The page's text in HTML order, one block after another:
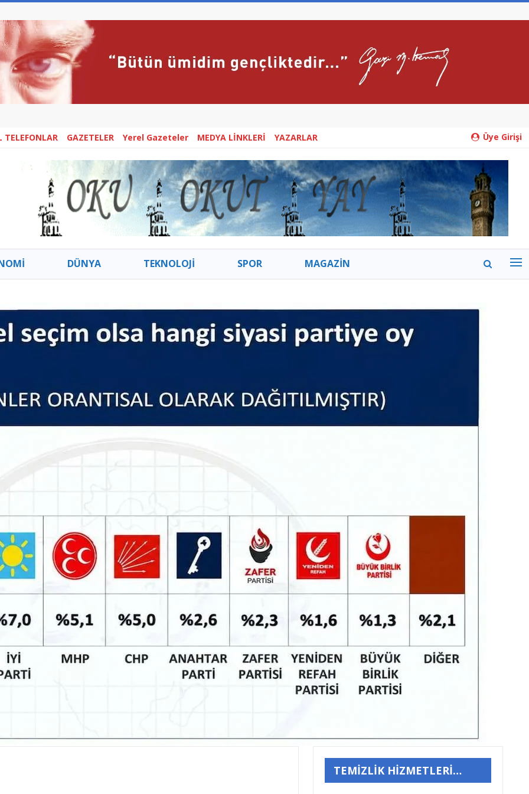
Üye Girişi
TELEFONLAR GAZETELER Yerel Gazeteler MEDYA LİNKLERİ YAZARLAR
DÜNYA TEKNOLOJİ SPOR MAGAZİN
YAŞAM İZMİR HABERLERİ GEÇMİŞ ZAMAN TÜM MANŞETLER
TURAN ÇATAL HABERLERI TÜRKİYE HABERLERİ VİTRİN YAZARLAR
TEMİZLİK HİZMETLERİ…